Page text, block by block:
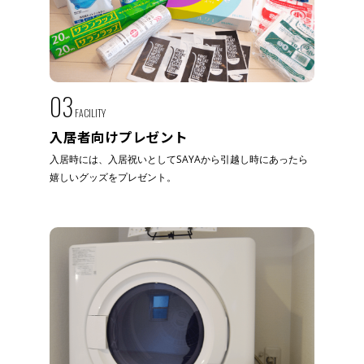
03 FACILITY
入居者向けプレゼント
入居時には、入居祝いとしてSAYAから引越し時にあったら
嬉しいグッズをプレゼント。